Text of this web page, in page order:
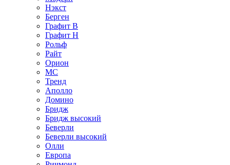
Нэкст
Берген
Графит В
Графит Н
Рольф
Райт
Орион
МС
Тренд
Аполло
Домино
Бридж
Бридж высокий
Беверли
Беверли высокий
Олли
Европа